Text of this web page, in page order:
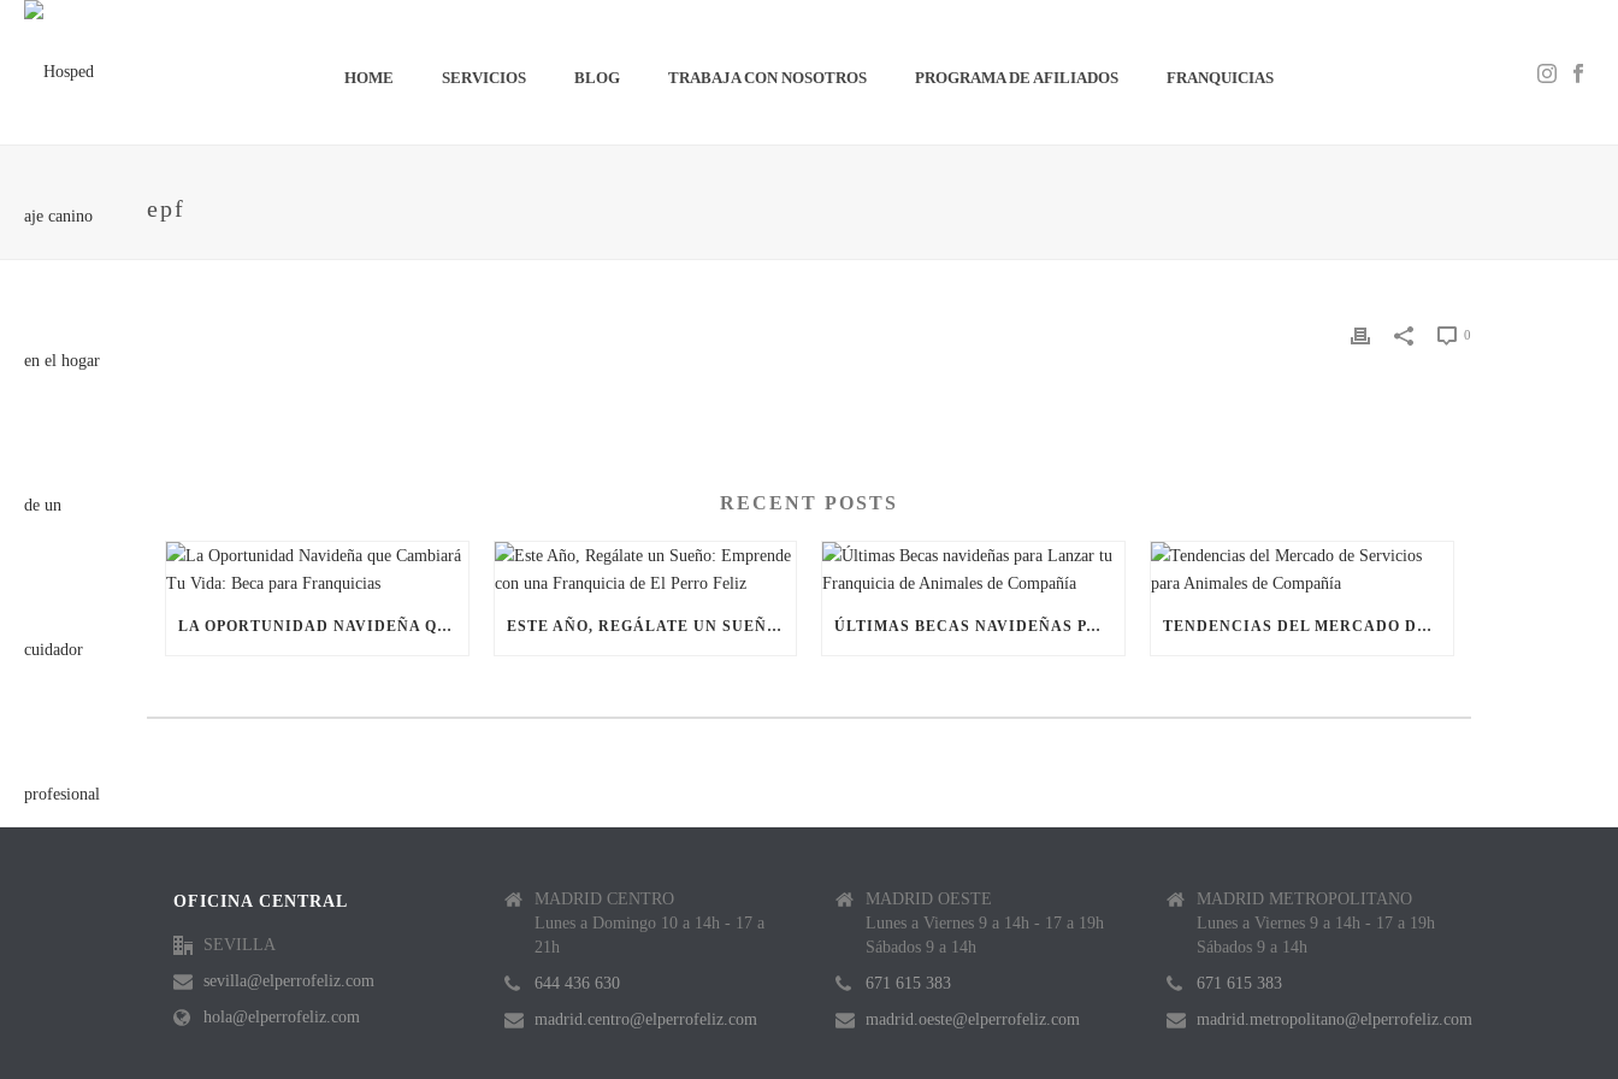
HOME SERVICIOS BLOG TRABAJA CON NOSOTROS PROGRAMA DE AFILIADOS FRANQUICIAS
epf
0
RECENT POSTS
LA OPORTUNIDAD NAVIDEÑA QUE CAMBIARÁ TU VIDA: BECA PARA FRANQUICIAS ESTE AÑO, REGÁLATE UN SUEÑO: EMPRENDE CON UNA FRANQUICIA DE EL PERRO FELIZ ÚLTIMAS BECAS NAVIDEÑAS PARA LANZAR TU FRANQUICIA DE ANIMALES DE COMPAÑÍA TENDENCIAS DEL MERCADO DE SERVICIOS PARA ANIMALES DE COMPAÑÍA
OFICINA CENTRAL
SEVILLA
sevilla@elperrofeliz.com
hola@elperrofeliz.com
MADRID CENTRO
Lunes a Domingo 10 a 14h - 17 a
21h
644 436 630
madrid.centro@elperrofeliz.com
MADRID OESTE
Lunes a Viernes 9 a 14h - 17 a 19h
Sábados 9 a 14h
671 615 383
madrid.oeste@elperrofeliz.com
MADRID METROPOLITANO
Lunes a Viernes 9 a 14h - 17 a 19h
Sábados 9 a 14h
671 615 383
madrid.metropolitano@elperrofeliz.com